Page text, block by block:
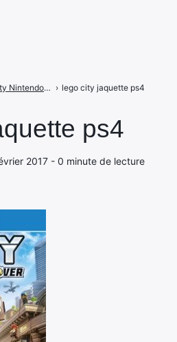
ps4
2017 - 0 minute de lecture
Lego City Nintendo Switch daté et en précommande › lego city jaquette ps4